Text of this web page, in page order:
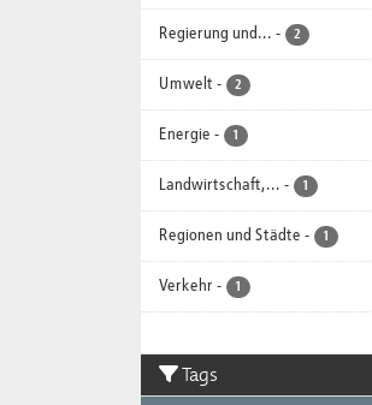
Regierung und... - 2
Umwelt - 2
Energie - 1
Landwirtschaft,... - 1
Regionen und Städte - 1
Verkehr - 1
Tags